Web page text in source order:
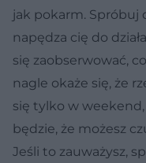
jak pokarm. Spróbuj
napędza cię do
się zaobserwować,
nagle okaże się, że
się tylko w
będzie, że możesz
Jeśli to zauważysz,